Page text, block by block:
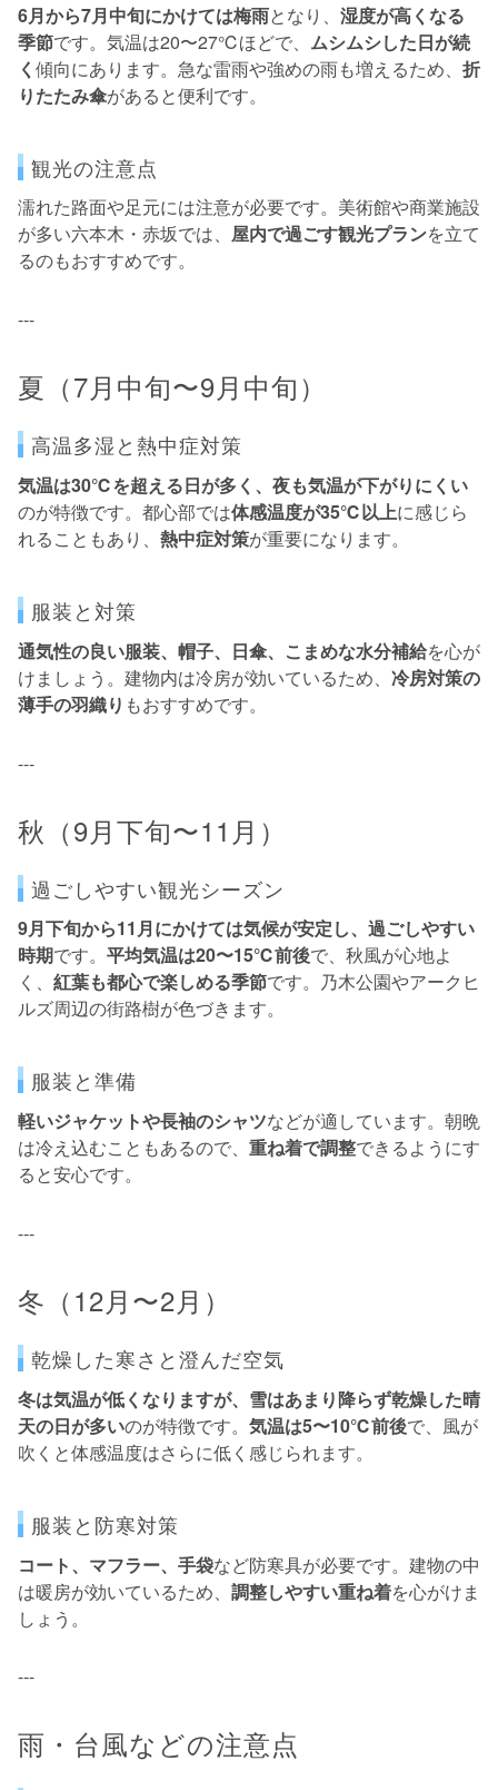
6月から7月中旬にかけては梅雨となり、 湿度が高くなる
季節です。気温は20〜27℃ほどで、 ムシムシした日が続
く 傾向にあります。急な雷雨や強めの雨も増えるため、 折
りたたみ傘があると便利です。
観光の注意点
濡れた路面や足元には注意が必要です。美術館や商業施設
が多い六本木・赤坂では、 屋内で過ごす観光プランを立て
るのもおすすめです。
---
夏（7月中旬〜9月中旬）
高温多湿と熱中症対策
気温は30℃を超える日が多く、夜も気温が下がりにくい
のが特徴です。都心部では体感温度が35℃以上に感じら
れることもあり、 熱中症対策が重要になります。
服装と対策
通気性の良い服装、帽子、日傘、こまめな水分補給を心が
けましょう。建物内は冷房が効いているため、 冷房対策の
薄手の羽織り もおすすめです。
---
秋（9月下旬〜11月）
過ごしやすい観光シーズン
9月下旬から11月にかけては気候が安定し、過ごしやすい
時期です。 平均気温は20〜15℃前後で、秋風が心地よ
く、 紅葉も都心で楽しめる季節です。乃木公園やアークヒ
ルズ周辺の街路樹が色づきます。
服装と準備
軽いジャケットや長袖のシャツなどが適しています。朝晩
は冷え込むこともあるので、 重ね着で調整できるようにす
ると安心です。
---
冬（12月〜2月）
乾燥した寒さと澄んだ空気
冬は気温が低くなりますが、雪はあまり降らず乾燥した晴
天の日が多いのが特徴です。 気温は5〜10℃前後で、風が
吹くと体感温度はさらに低く感じられます。
服装と防寒対策
コート、マフラー、手袋など防寒具が必要です。建物の中
は暖房が効いているため、 調整しやすい重ね着を心がけま
しょう。
---
雨・台風などの注意点